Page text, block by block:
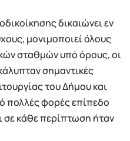
δικαιώνει εν
μονιμοποιεί όλους
σταθμών υπό όρους, οι
σημαντικές
του Δήμου και
πολλές φορές επίπεδο
σε κάθε περίπτωση ήταν